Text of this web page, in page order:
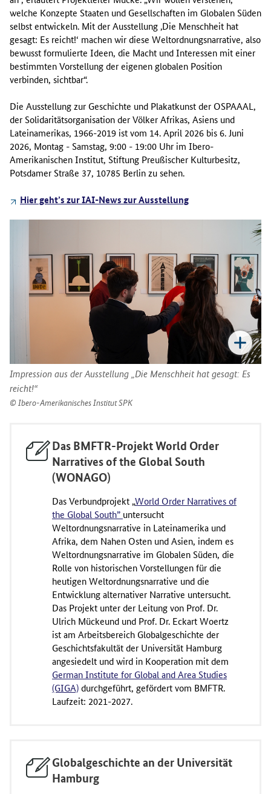
welche Konzepte Staaten und Gesellschaften im Globalen Süden
selbst entwickeln. Mit der Ausstellung ‚Die Menschheit hat
gesagt: Es reicht!‘ machen wir diese Weltordnungsnarrative, also
bewusst formulierte Ideen, die Macht und Interessen mit einer
bestimmten Vorstellung der eigenen globalen Position
verbinden, sichtbar“.
Die Ausstellung zur Geschichte und Plakatkunst der OSPAAAL,
der Solidaritätsorganisation der Völker Afrikas, Asiens und
Lateinamerikas, 1966-2019 ist vom 14. April 2026 bis 6. Juni
2026, Montag - Samstag, 9:00 - 19:00 Uhr im Ibero-
Amerikanischen Institut, Stiftung Preußischer Kulturbesitz,
Potsdamer Straße 37, 10785 Berlin zu sehen.
Hier geht’s zur IAI-News zur Ausstellung
Impression aus der Ausstellung „Die Menschheit hat gesagt: Es
reicht!“
Ibero-Amerikanisches Institut SPK
Das BMFTR-Projekt World Order
Narratives of the Global South
(WONAGO)
Das Verbundprojekt „World Order Narratives of
the Global South” untersucht
Weltordnungsnarrative in Lateinamerika und
Afrika, dem Nahen Osten und Asien, indem es
Weltordnungsnarrative im Globalen Süden, die
Rolle von historischen Vorstellungen für die
heutigen Weltordnungsnarrative und die
Entwicklung alternativer Narrative untersucht.
Das Projekt unter der Leitung von Prof. Dr.
Ulrich Mückeund und Prof. Dr. Eckart Woertz
ist am Arbeitsbereich Globalgeschichte der
Geschichtsfakultät der Universität Hamburg
angesiedelt und wird in Kooperation mit dem
German Institute for Global and Area Studies
(GIGA)durchgeführt, gefördert vom BMFTR.
Laufzeit: 2021-2027.
Globalgeschichte an der Universität
Hamburg